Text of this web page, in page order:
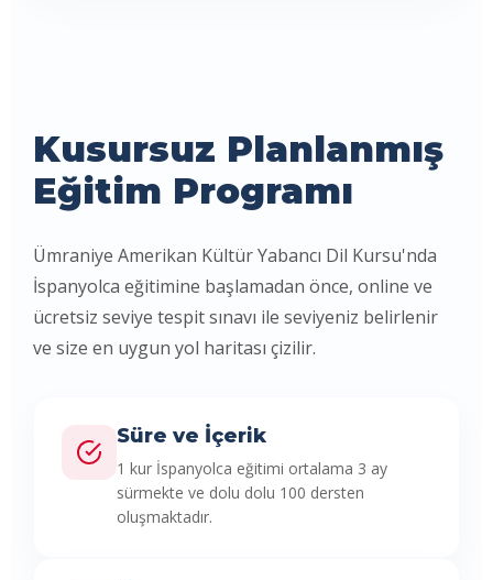
Kusursuz Planlanmış
Eğitim Programı
Ümraniye Amerikan Kültür Yabancı Dil Kursu'nda
İspanyolca eğitimine başlamadan önce, online ve
ücretsiz seviye tespit sınavı ile seviyeniz belirlenir
ve size en uygun yol haritası çizilir.
Süre ve İçerik
1 kur İspanyolca eğitimi ortalama 3 ay
sürmekte ve dolu dolu 100 dersten
oluşmaktadır.